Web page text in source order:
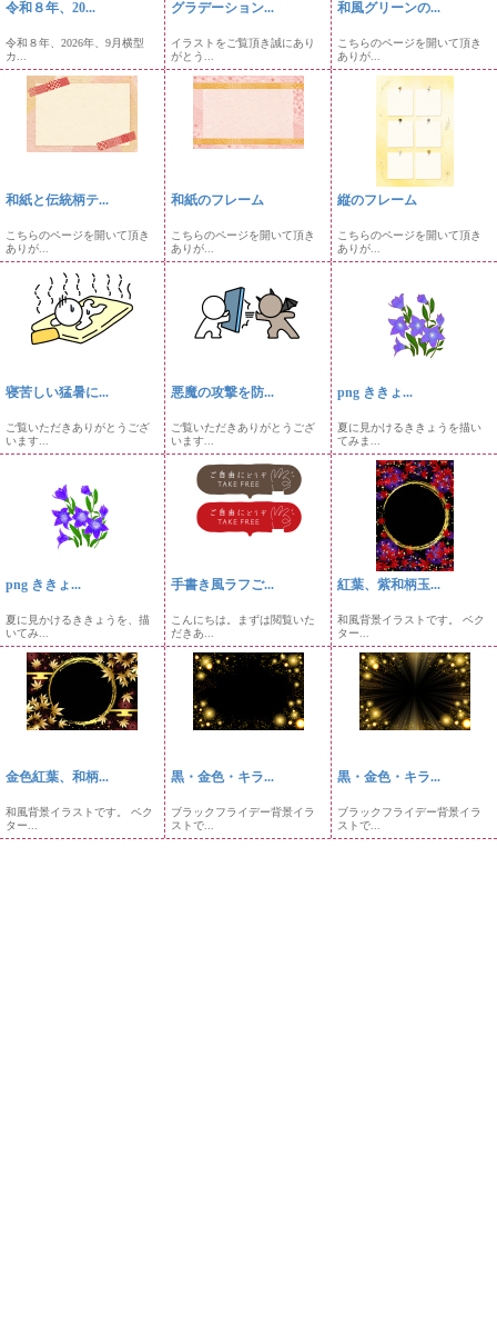
令和８年、20...
令和８年、2026年、9月横型
カ...
グラデーション...
イラストをご覧頂き誠にあり
がとう...
和風グリーンの...
こちらのページを開いて頂き
ありが...
和紙と伝統柄テ...
こちらのページを開いて頂き
ありが...
和紙のフレーム
こちらのページを開いて頂き
ありが...
縦のフレーム
こちらのページを開いて頂き
ありが...
寝苦しい猛暑に...
ご覧いただきありがとうござ
います...
悪魔の攻撃を防...
ご覧いただきありがとうござ
います...
png ききょ...
夏に見かけるききょうを描い
てみま...
png ききょ...
夏に見かけるききょうを、描
いてみ...
手書き風ラフご...
こんにちは。まずは閲覧いた
だきあ...
紅葉、紫和柄玉...
和風背景イラストです。 ベク
ター...
金色紅葉、和柄...
和風背景イラストです。 ベク
ター...
黒・金色・キラ...
ブラックフライデー背景イラ
ストで...
黒・金色・キラ...
ブラックフライデー背景イラ
ストで...